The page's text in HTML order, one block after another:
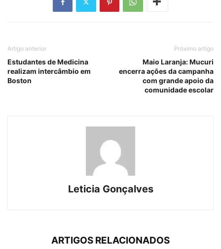
Artigo anterior
Estudantes de Medicina
realizam intercâmbio em
Boston
Próximo artigo
Maio Laranja: Mucuri
encerra ações da campanha
com grande apoio da
comunidade escolar
Leticia Gonçalves
ARTIGOS RELACIONADOS